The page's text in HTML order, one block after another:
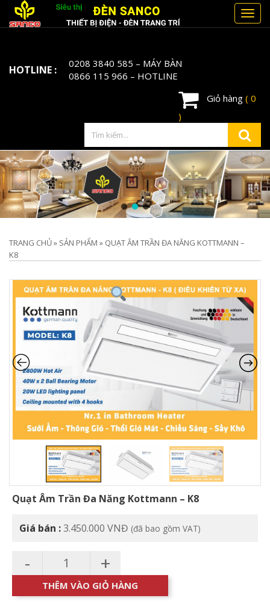
HOTLINE : 0208 3840 585 – MÁY BÀN
0866 115 966 – HOTLINE
Giỏ hàng ( 0
)
TRANG CHỦ» SẢN PHẨM » QUẠT ÂM TRẦN ĐA NĂNG KOTTMANN –
K8
Quạt Âm Trần Đa Năng Kottmann – K8
Giá bán :3.450.000 VNĐ (đã bao gồm VAT)
- +
THÊM VÀO GIỎ HÀNG